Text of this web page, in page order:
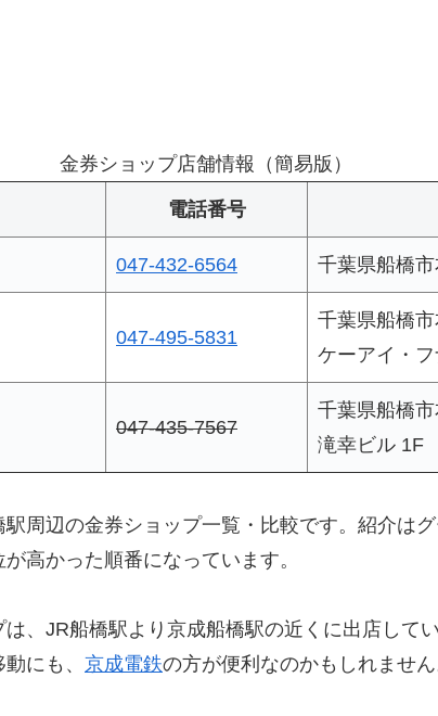
金券ショップ店舗情報（簡易版）
電話番号
047-432-6564 千葉県船橋
047-495-5831
千葉県船橋
ケーアイ・
047-435-7567
千葉県船橋
滝幸ビル 1F
周辺の金券ショップ一覧・比較です。紹介は
高かった順番になっています。
、JR船橋駅より京成船橋駅の近くに出店して
にも、 京成電鉄の方が便利なのかもしれません